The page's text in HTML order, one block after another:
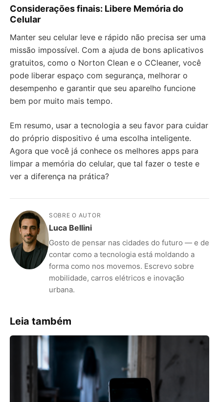
Considerações finais: Libere Memória do
Celular
Manter seu celular leve e rápido não precisa ser uma
missão impossível. Com a ajuda de bons aplicativos
gratuitos, como o Norton Clean e o CCleaner, você
pode liberar espaço com segurança, melhorar o
desempenho e garantir que seu aparelho funcione
bem por muito mais tempo.
Em resumo, usar a tecnologia a seu favor para cuidar
do próprio dispositivo é uma escolha inteligente.
Agora que você já conhece os melhores apps para
limpar a memória do celular, que tal fazer o teste e
ver a diferença na prática?
SOBRE O AUTOR
Luca Bellini
Gosto de pensar nas cidades do futuro — e de
contar como a tecnologia está moldando a
forma como nos movemos. Escrevo sobre
mobilidade, carros elétricos e inovação
urbana.
Leia também